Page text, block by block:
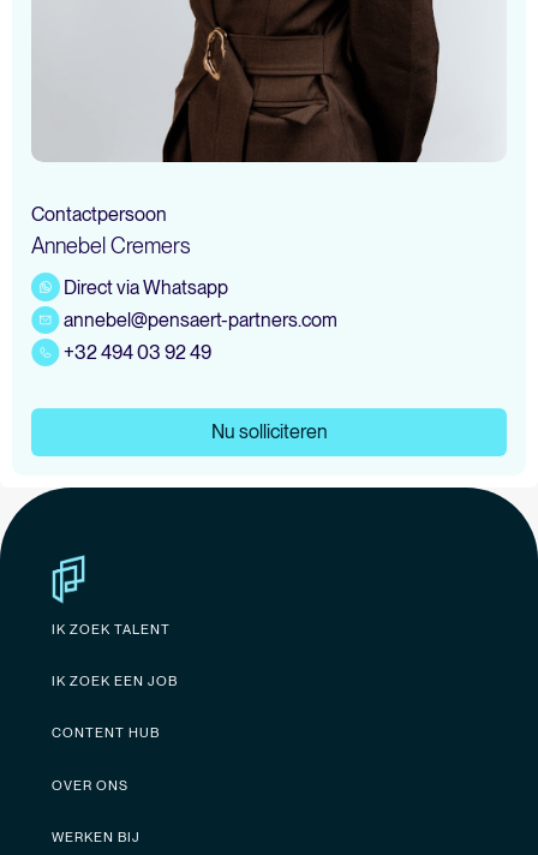
Contactpersoon
Annebel Cremers
Direct via Whatsapp
annebel@pensaert-partners.com
+32 494 03 92 49
Nu solliciteren
IK ZOEK TALENT
IK ZOEK EEN JOB
CONTENT HUB
OVER ONS
WERKEN BIJ